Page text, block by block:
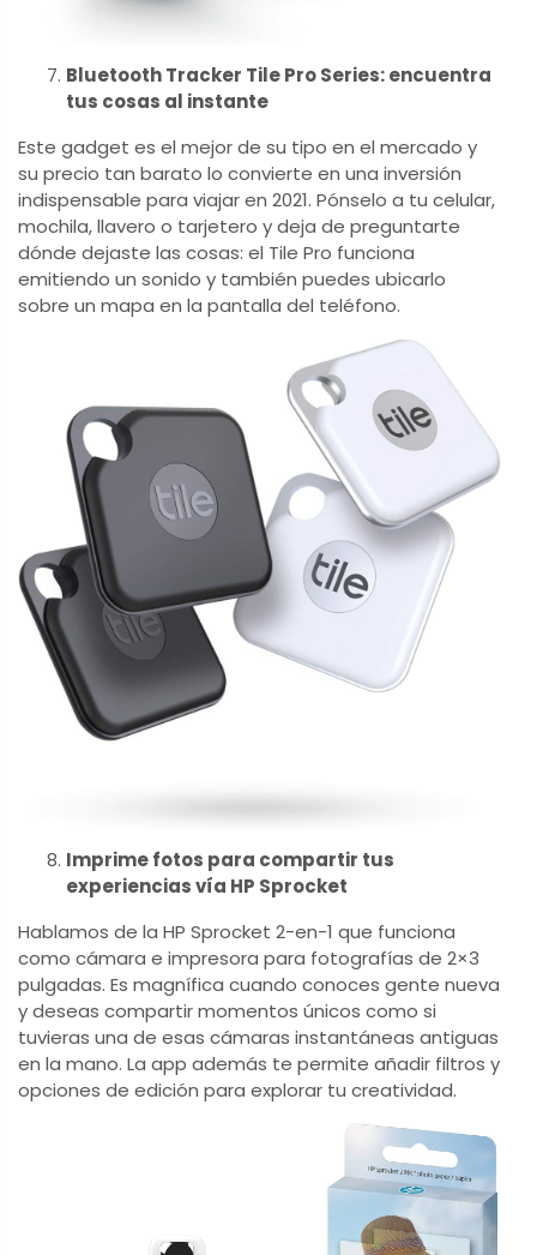
Bluetooth Tracker Tile Pro Series: encuentra
tus cosas al instante
Este gadget es el mejor de su tipo en el mercado y
su precio tan barato lo convierte en una inversión
indispensable para viajar en 2021. Pónselo a tu celular,
mochila, llavero o tarjetero y deja de preguntarte
dónde dejaste las cosas: el Tile Pro funciona
emitiendo un sonido y también puedes ubicarlo
sobre un mapa en la pantalla del teléfono.
Imprime fotos para compartir tus
experiencias vía HP Sprocket
Hablamos de la HP Sprocket 2-en-1 que funciona
como cámara e impresora para fotografías de 2×3
pulgadas. Es magnífica cuando conoces gente nueva
y deseas compartir momentos únicos como si
tuvieras una de esas cámaras instantáneas antiguas
en la mano. La app además te permite añadir filtros y
opciones de edición para explorar tu creatividad.